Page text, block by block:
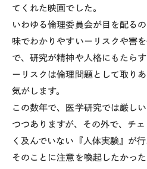
てくれた映画でした。
いわゆる倫理委員会が目を配る
味でわかりやすいーリスクや害
で、研究が精神や人格にもたら
ーリスクは倫理問題として取り
気がします。
この数年で、医学研究では厳し
つつありますが、その外で、チ
く及んでいない『人体実験』が
そのことに注意を喚起したかっ